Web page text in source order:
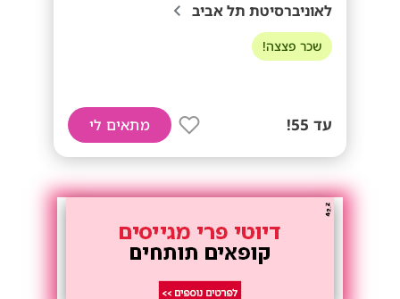
לאוניברסיטת תל אביב
שכר פצצה!
עד 55! מתאים לי